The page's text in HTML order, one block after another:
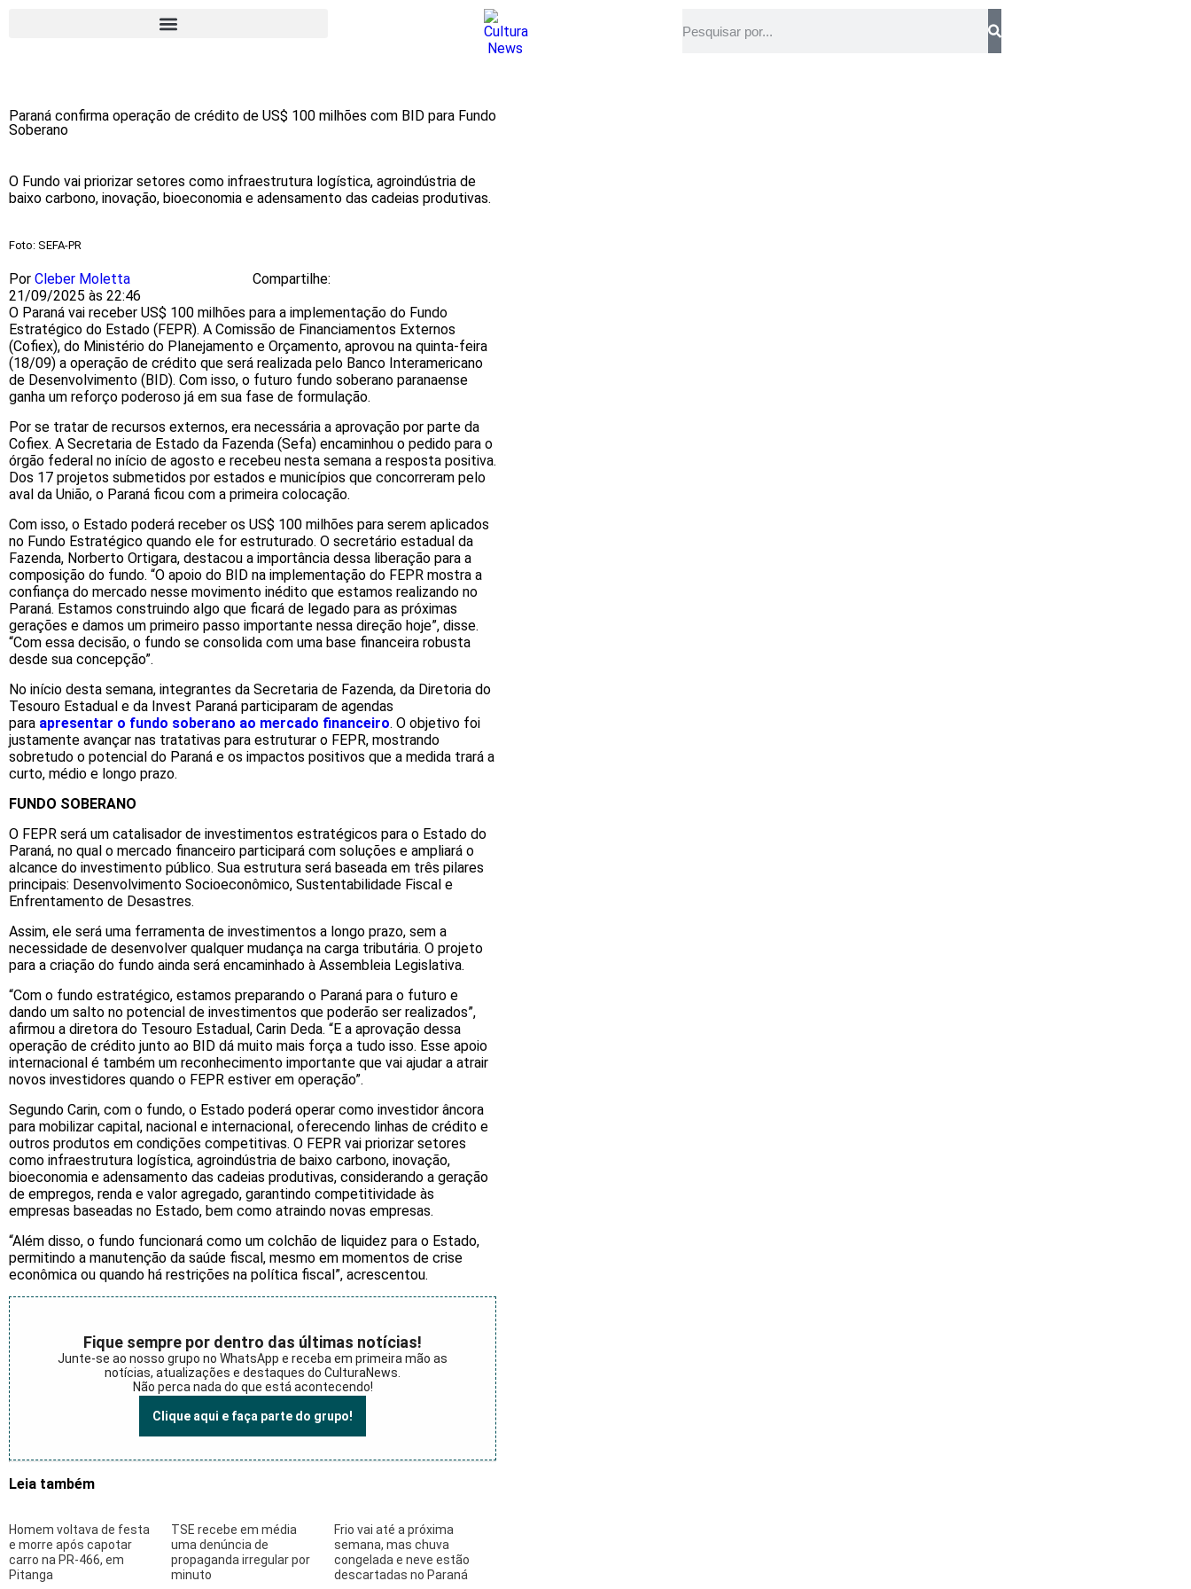
Paraná confirma operação de crédito de US$ 100 milhões com BID para Fundo
Soberano
O Fundo vai priorizar setores como infraestrutura logística, agroindústria de
baixo carbono, inovação, bioeconomia e adensamento das cadeias produtivas.
Foto: SEFA-PR
Por Cleber Moletta
21/09/2025 às 22:46
Compartilhe:
O Paraná vai receber US$ 100 milhões para a implementação do Fundo
Estratégico do Estado (FEPR). A Comissão de Financiamentos Externos
(Cofiex), do Ministério do Planejamento e Orçamento, aprovou na quinta-feira
(18/09) a operação de crédito que será realizada pelo Banco Interamericano
de Desenvolvimento (BID). Com isso, o futuro fundo soberano paranaense
ganha um reforço poderoso já em sua fase de formulação.
Por se tratar de recursos externos, era necessária a aprovação por parte da
Cofiex. A Secretaria de Estado da Fazenda (Sefa) encaminhou o pedido para o
órgão federal no início de agosto e recebeu nesta semana a resposta positiva.
Dos 17 projetos submetidos por estados e municípios que concorreram pelo
aval da União, o Paraná ficou com a primeira colocação.
Com isso, o Estado poderá receber os US$ 100 milhões para serem aplicados
no Fundo Estratégico quando ele for estruturado. O secretário estadual da
Fazenda, Norberto Ortigara, destacou a importância dessa liberação para a
composição do fundo. “O apoio do BID na implementação do FEPR mostra a
confiança do mercado nesse movimento inédito que estamos realizando no
Paraná. Estamos construindo algo que ficará de legado para as próximas
gerações e damos um primeiro passo importante nessa direção hoje”, disse.
“Com essa decisão, o fundo se consolida com uma base financeira robusta
desde sua concepção”.
No início desta semana, integrantes da Secretaria de Fazenda, da Diretoria do
Tesouro Estadual e da Invest Paraná participaram de agendas
para apresentar o fundo soberano ao mercado financeiro. O objetivo foi
justamente avançar nas tratativas para estruturar o FEPR, mostrando
sobretudo o potencial do Paraná e os impactos positivos que a medida trará a
curto, médio e longo prazo.
FUNDO SOBERANO
O FEPR será um catalisador de investimentos estratégicos para o Estado do
Paraná, no qual o mercado financeiro participará com soluções e ampliará o
alcance do investimento público. Sua estrutura será baseada em três pilares
principais: Desenvolvimento Socioeconômico, Sustentabilidade Fiscal e
Enfrentamento de Desastres.
Assim, ele será uma ferramenta de investimentos a longo prazo, sem a
necessidade de desenvolver qualquer mudança na carga tributária. O projeto
para a criação do fundo ainda será encaminhado à Assembleia Legislativa.
“Com o fundo estratégico, estamos preparando o Paraná para o futuro e
dando um salto no potencial de investimentos que poderão ser realizados”,
afirmou a diretora do Tesouro Estadual, Carin Deda. “E a aprovação dessa
operação de crédito junto ao BID dá muito mais força a tudo isso. Esse apoio
internacional é também um reconhecimento importante que vai ajudar a atrair
novos investidores quando o FEPR estiver em operação”.
Segundo Carin, com o fundo, o Estado poderá operar como investidor âncora
para mobilizar capital, nacional e internacional, oferecendo linhas de crédito e
outros produtos em condições competitivas. O FEPR vai priorizar setores
como infraestrutura logística, agroindústria de baixo carbono, inovação,
bioeconomia e adensamento das cadeias produtivas, considerando a geração
de empregos, renda e valor agregado, garantindo competitividade às
empresas baseadas no Estado, bem como atraindo novas empresas.
“Além disso, o fundo funcionará como um colchão de liquidez para o Estado,
permitindo a manutenção da saúde fiscal, mesmo em momentos de crise
econômica ou quando há restrições na política fiscal”, acrescentou.
Fique sempre por dentro das últimas notícias!
Junte-se ao nosso grupo no WhatsApp e receba em primeira mão as
notícias, atualizações e destaques do CulturaNews.
Não perca nada do que está acontecendo!
Clique aqui e faça parte do grupo!
Leia também
Homem voltava de festa
e morre após capotar
carro na PR-466, em
Pitanga
TSE recebe em média
uma denúncia de
propaganda irregular por
minuto
Frio vai até a próxima
semana, mas chuva
congelada e neve estão
descartadas no Paraná